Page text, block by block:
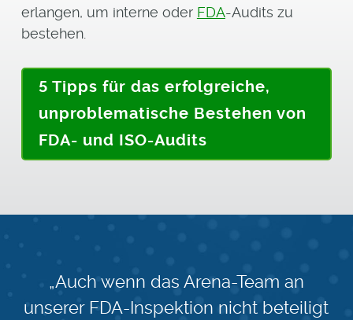
erlangen, um interne oder FDA-Audits zu
bestehen.
5 Tipps für das erfolgreiche,
unproblematische Bestehen von
FDA- und ISO-Audits
„Auch wenn das Arena-Team an
unserer FDA-Inspektion nicht beteiligt